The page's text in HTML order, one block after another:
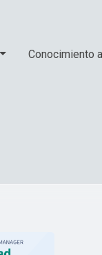
Conocimiento